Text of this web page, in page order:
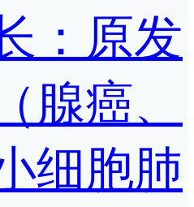
：原发
腺癌、
细胞肺